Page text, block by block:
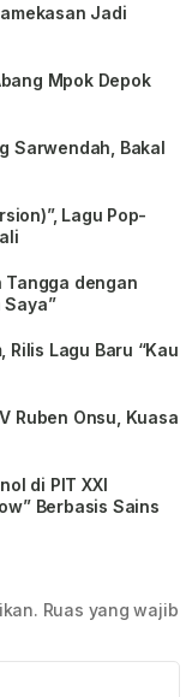
Jadi
Mpok Depok
Sarwendah, Bakal
Lagu Pop-
Tangga dengan
Rilis Lagu Baru “Kau
Ruben Onsu, Kuasa
di PIT XXI
Berbasis Sains
Ruas yang wajib